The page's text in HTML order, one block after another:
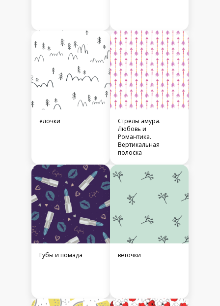
ёлочки
Стрелы амура.
Любовь и
Романтика.
Вертикальная
полоска
Губы и помада веточки